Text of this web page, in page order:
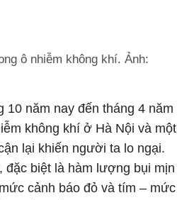
ô nhiễm không khí. Ảnh:
10 năm nay đến tháng 4 năm
không khí ở Hà Nội và một
lại khiến người ta lo ngại.
đặc biệt là hàm lượng bụi mịn
cảnh báo đỏ và tím – mức